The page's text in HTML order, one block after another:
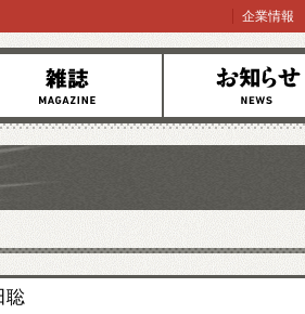
お知らせ
企業情報